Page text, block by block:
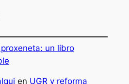
proxeneta: un libro
en UGR y reforma